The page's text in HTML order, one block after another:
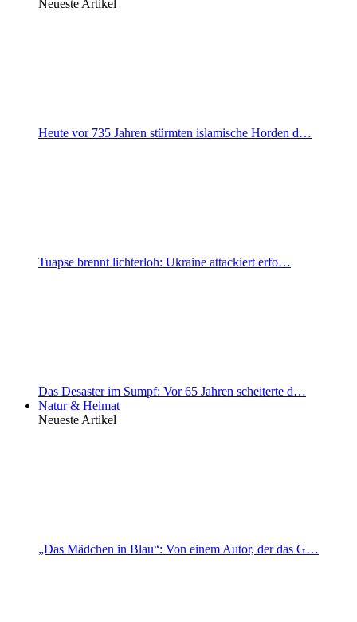
Neueste Artikel
Heute vor 735 Jahren stürmten islamische Horden d…
Tuapse brennt lichterloh: Ukraine attackiert erfo…
Das Desaster im Sumpf: Vor 65 Jahren scheiterte d…
Natur & Heimat
Neueste Artikel
„Das Mädchen in Blau“: Von einem Autor, der das G…